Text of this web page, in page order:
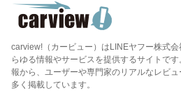
carview!（カービュー）はLINEヤフー株式
らゆる情報やサービスを提供するサイトで
報から、ユーザーや専門家のリアルなレビ
多く掲載しています。